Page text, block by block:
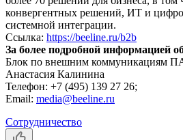
конвергентных решений, ИТ и
системной интеграции.
Ссылка: https://beeline.ru/b2b
За более подробной информацией
Блок по внешним коммуникациям
Анастасия Калинина
Телефон: +7 (495) 139 27 26;
Email: media@beeline.ru
Сотрудничество